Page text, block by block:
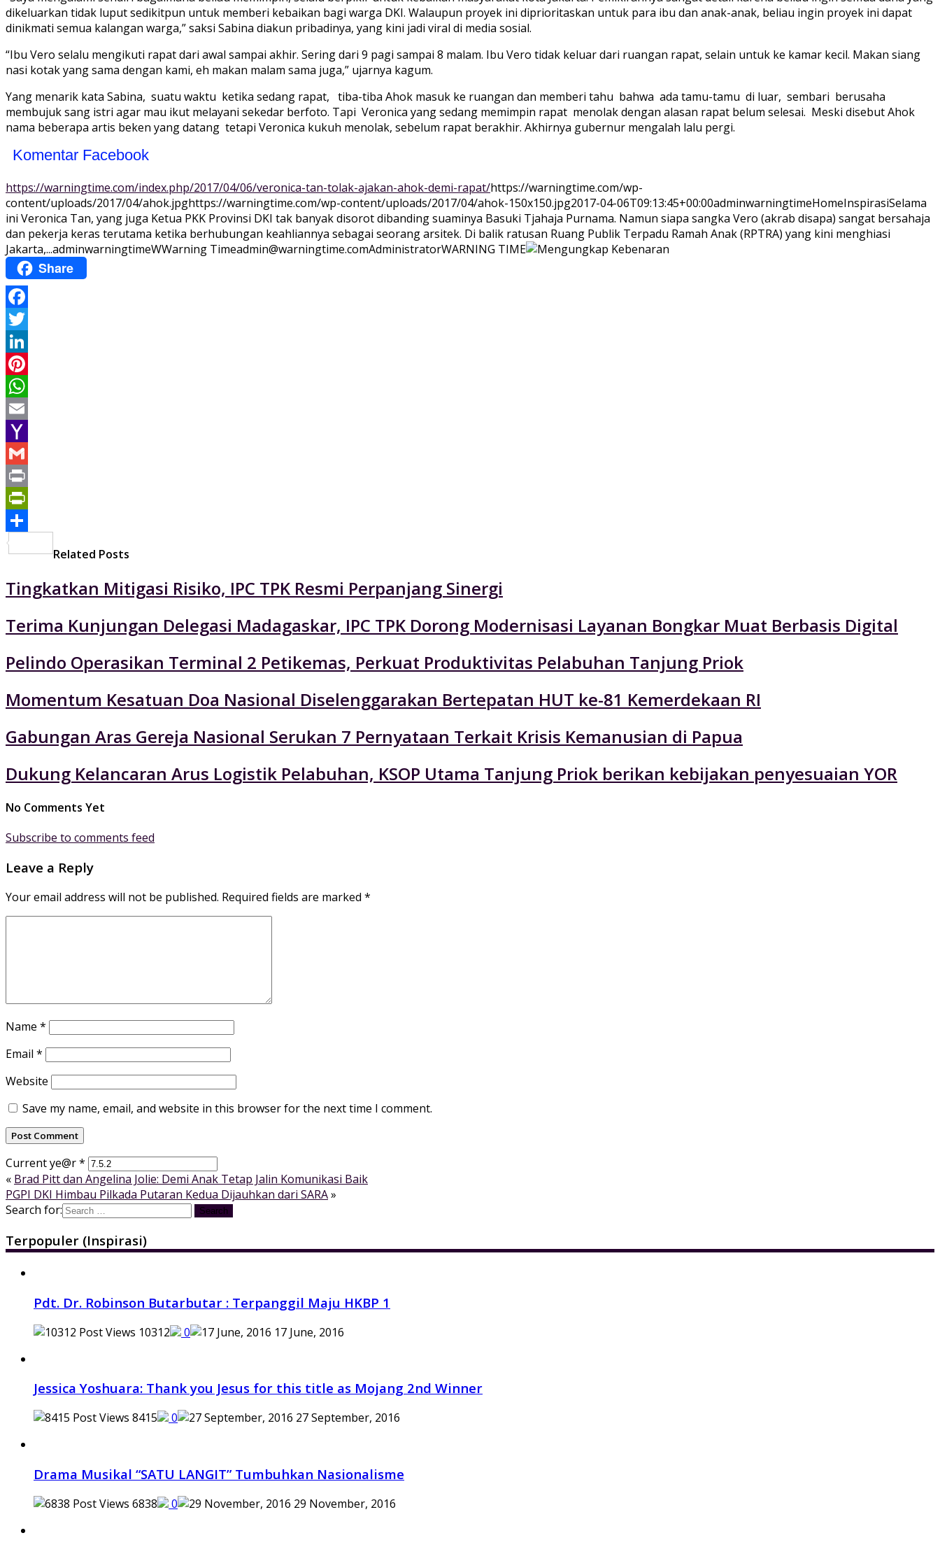
dikeluarkan tidak luput sedikitpun untuk memberi kebaikan bagi warga DKI. Walaupun proyek ini diprioritaskan untuk para ibu dan anak-anak, beliau ingin proyek ini dapat
dinikmati semua kalangan warga,” saksi Sabina diakun pribadinya, yang kini jadi viral di media sosial.
“Ibu Vero selalu mengikuti rapat dari awal sampai akhir. Sering dari 9 pagi sampai 8 malam. Ibu Vero tidak keluar dari ruangan rapat, selain untuk ke kamar kecil. Makan siang
nasi kotak yang sama dengan kami, eh makan malam sama juga,” ujarnya kagum.
Yang menarik kata Sabina, suatu waktu ketika sedang rapat, tiba-tiba Ahok masuk ke ruangan dan memberi tahu bahwa ada tamu-tamu di luar, sembari berusaha
membujuk sang istri agar mau ikut melayani sekedar berfoto. Tapi Veronica yang sedang memimpin rapat menolak dengan alasan rapat belum selesai. Meski disebut Ahok
nama beberapa artis beken yang datang tetapi Veronica kukuh menolak, sebelum rapat berakhir. Akhirnya gubernur mengalah lalu pergi.
Komentar Facebook
https://warningtime.com/index.php/2017/04/06/veronica-tan-tolak-ajakan-ahok-demi-rapat/https://warningtime.com/wp-
content/uploads/2017/04/ahok.jpghttps://warningtime.com/wp-content/uploads/2017/04/ahok-150x150.jpg2017-04-06T09:13:45+00:00adminwarningtimeHomeInspirasiSelama
ini Veronica Tan, yang juga Ketua PKK Provinsi DKI tak banyak disorot dibanding suaminya Basuki Tjahaja Purnama. Namun siapa sangka Vero (akrab disapa) sangat bersahaja
dan pekerja keras terutama ketika berhubungan keahliannya sebagai seorang arsitek. Di balik ratusan Ruang Publik Terpadu Ramah Anak (RPTRA) yang kini menghiasi
Jakarta,...adminwarningtimeWWarning Timeadmin@warningtime.comAdministratorWARNING TIME
Share
Facebook
Twitter
LinkedIn
Pinterest
WhatsApp
Email
Yahoo
Mail
Gmail
Print
PrintFriendly
Related Posts
Tingkatkan Mitigasi Risiko, IPC TPK Resmi Perpanjang Sinergi
Terima Kunjungan Delegasi Madagaskar, IPC TPK Dorong Modernisasi Layanan Bongkar Muat Berbasis Digital
Pelindo Operasikan Terminal 2 Petikemas, Perkuat Produktivitas Pelabuhan Tanjung Priok
Momentum Kesatuan Doa Nasional Diselenggarakan Bertepatan HUT ke-81 Kemerdekaan RI
Gabungan Aras Gereja Nasional Serukan 7 Pernyataan Terkait Krisis Kemanusian di Papua
Dukung Kelancaran Arus Logistik Pelabuhan, KSOP Utama Tanjung Priok berikan kebijakan penyesuaian YOR
No Comments Yet
Subscribe to comments feed
Leave a Reply
Your email address will not be published. Required fields are marked *
Name *
Email *
Website
Save my name, email, and website in this browser for the next time I comment.
Current ye@r*
« Brad Pitt dan Angelina Jolie: Demi Anak Tetap Jalin Komunikasi Baik
PGPI DKI Himbau Pilkada Putaran Kedua Dijauhkan dari SARA»
Search for:
Terpopuler (Inspirasi)
Pdt. Dr. Robinson Butarbutar : Terpanggil Maju HKBP 1
10312 0 17 June, 2016
Jessica Yoshuara: Thank you Jesus for this title as Mojang 2nd Winner
8415 0 27 September, 2016
Drama Musikal “SATU LANGIT” Tumbuhkan Nasionalisme
6838 0 29 November, 2016